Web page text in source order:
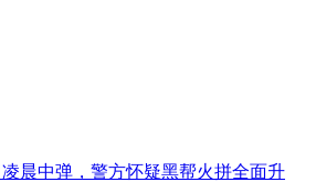
晨中弹，警方怀疑黑帮火拼全面升